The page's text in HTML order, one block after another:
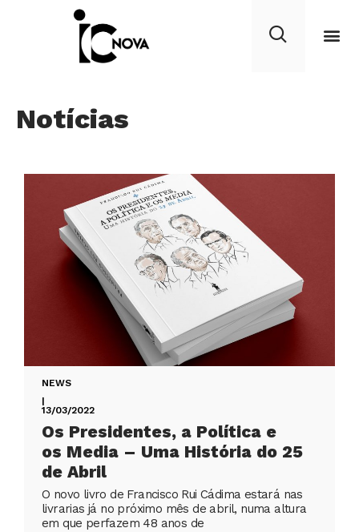
Notícias
NEWS
|
13/03/2022
Os Presidentes, a Política e
os Media – Uma História do 25
de Abril
O novo livro de Francisco Rui Cádima estará nas
livrarias já no próximo mês de abril, numa altura
em que perfazem 48 anos de